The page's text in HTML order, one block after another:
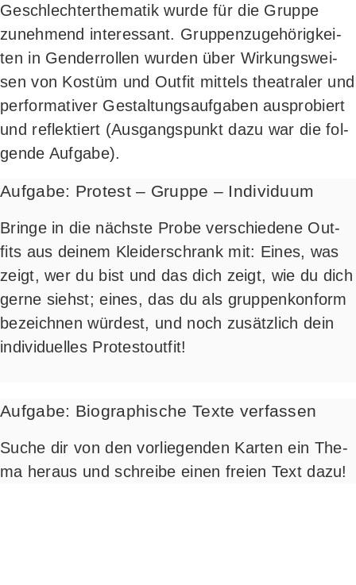
Geschlech­ter­the­ma­tik wur­de für die Grup­pe
zuneh­mend inter­es­sant. Grup­pen­zu­ge­hö­rig­kei­
ten in Gen­der­rol­len wur­den über Wir­kungs­wei­
sen von Kos­tüm und Out­fit mit­tels thea­tra­ler und
per­for­ma­ti­ver Gestal­tungs­auf­ga­ben aus­pro­biert
und reflek­tiert (Aus­gangs­punkt dazu war die fol­
gen­de Aufgabe).
Aufgabe: Protest – Gruppe – Individuum
Brin­ge in die nächs­te Pro­be ver­schie­de­ne Out­
fits aus dei­nem Klei­der­schrank mit: Eines, was
zeigt, wer du bist und das dich zeigt, wie du dich
ger­ne siehst; eines, das du als grup­pen­kon­form
bezeich­nen wür­dest, und noch zusätz­lich dein
indi­vi­du­el­les Protestoutfit!
Aufgabe: Biographische Texte verfassen
Suche dir von den vor­lie­gen­den Kar­ten ein The­
ma her­aus und schrei­be einen frei­en Text dazu!